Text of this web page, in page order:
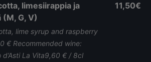
limesiirappia ja
G, V)
lime syrup and raspberry
€ Recommended wine:
d’Asti La Vita9,60 € / 8cl
11,50€